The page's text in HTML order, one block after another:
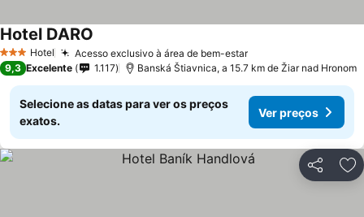
3 EstrelasHotel Acesso exclusivo à área de bem-estarVer preços
Hotel DARO
9,3 Excelente 1.117 Banská Štiavnica, a 15.7 km de Žiar nad Hronom
Selecione as datas para ver os preços
exatos.
Ver preços
Partilhar